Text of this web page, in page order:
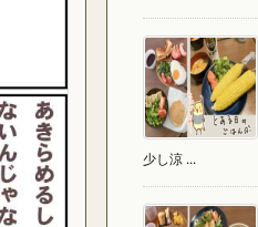
少し涼 ...